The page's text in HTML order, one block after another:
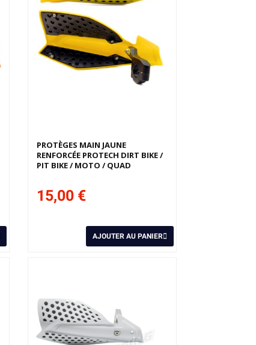
PROTÈGES MAIN JAUNE
RENFORCÉE PROTECH DIRT BIKE /
PIT BIKE / MOTO / QUAD
15,00 €
AJOUTER AU PANIER